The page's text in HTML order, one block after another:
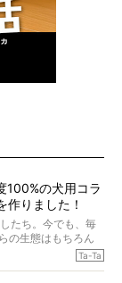
100%の犬用コラ
作りました！
たち。今でも、毎
の生態はもちろん
す。昔の犬は25年
秘訣はバランスの
Ta-Ta